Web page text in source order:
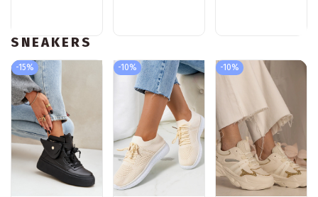
SNEAKERS
-15% -10% -10%